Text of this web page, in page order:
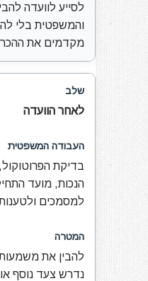
לסייע לוועדה
והמשפטית בלי
מקדמים את
לאחר הוועדה
בדיקת
הנכות, מועד
למסמכים
להבין את
נדרש צעד נוסף או